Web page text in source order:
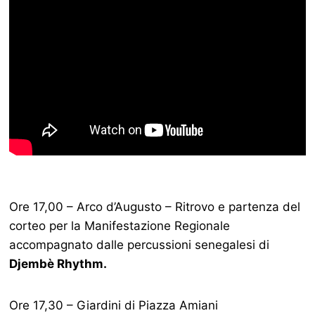
Ore 17,00 – Arco d’Augusto – Ritrovo e partenza del
corteo per la Manifestazione Regionale
accompagnato dalle percussioni senegalesi di
Djembè Rhythm.
Ore 17,30 – Giardini di Piazza Amiani